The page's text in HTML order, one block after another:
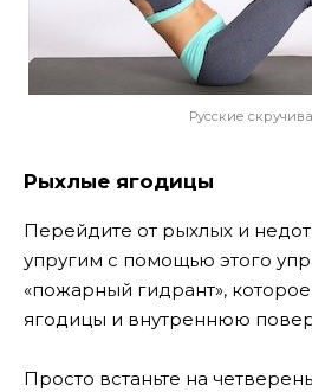
Русские
Рыхлые ягодицы
Перейдите от рыхлых и
упругим с помощью этого
«пожарный гидрант»,
ягодицы и внутреннюю
Просто встаньте на